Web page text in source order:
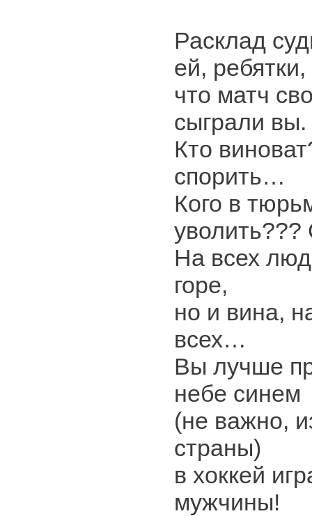
Расклад
ей, ребятки,
что матч
сыграли вы.
Кто
спорить…
Кого в
На всех
горе,
но и вина,
всех…
Вы лучше
небе синем
(не важно,
страны)
в хоккей
мужчины!